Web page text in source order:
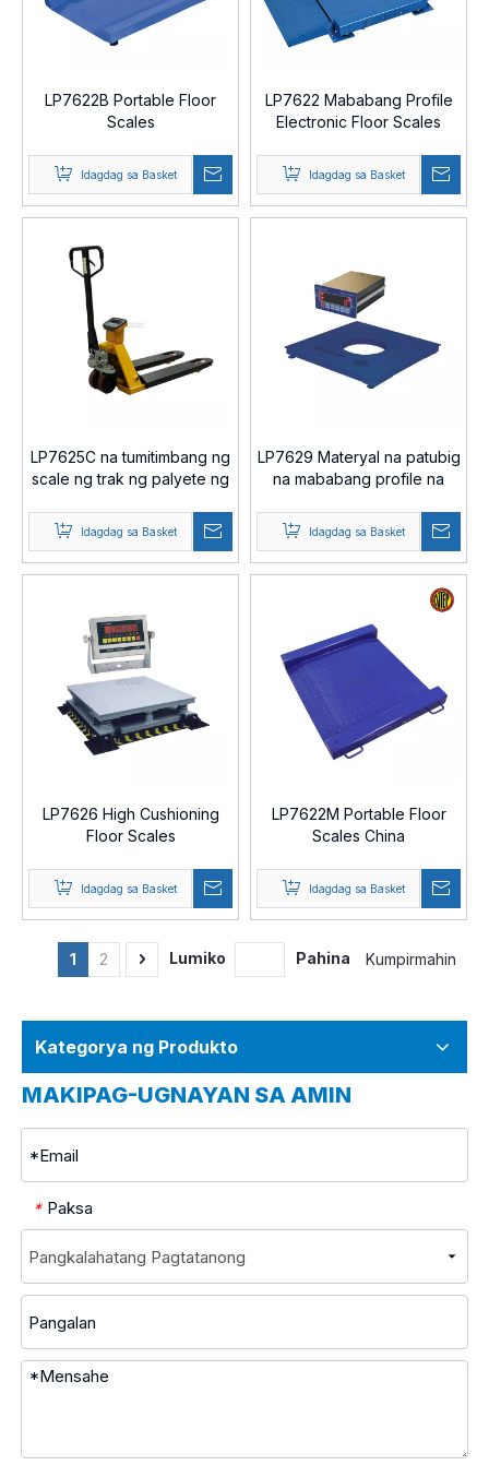
LP7622B Portable Floor
Scales
Idagdag sa Basket
LP7622 Mababang Profile
Electronic Floor Scales
Idagdag sa Basket
LP7625C na tumitimbang ng
scale ng trak ng palyete ng
Idagdag sa Basket
LP7629 Materyal na patubig
na mababang profile na
Idagdag sa Basket
LP7626 High Cushioning
Floor Scales
Idagdag sa Basket
LP7622M Portable Floor
Scales China
Idagdag sa Basket
1 2 Lumiko Pahina Kumpirmahin
Kategorya ng Produkto
MAKIPAG-UGNAYAN SA AMIN
* Paksa